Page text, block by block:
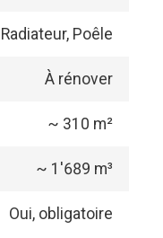
Radiateur, Poêle
À rénover
~ 310 m²
~ 1'689 m³
Oui, obligatoire